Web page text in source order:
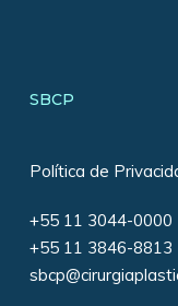
SBCP
Política de
+55 11 3044-0000
+55 11 3846-8813